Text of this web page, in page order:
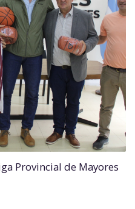
Provincial de Mayores